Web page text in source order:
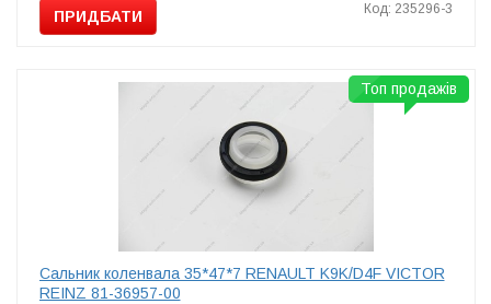
ПРИДБАТИ Код: 235296-3
Сальник коленвала 35*47*7 RENAULT K9K/D4F VICTOR
REINZ 81-36957-00
Топ продажів